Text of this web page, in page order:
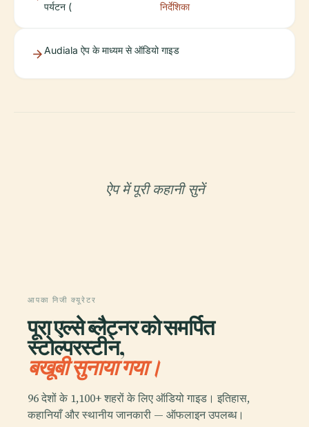
पर्यटन (
निर्देशिका
Audiala ऐप के माध्यम से ऑडियो गाइड
ऐप में पूरी कहानी सुनें
आपका निजी क्यूरेटर
पूरा एल्से ब्लैट्नर को समर्पित
स्टोल्परस्टीन,
बखूबी सुनाया गया।
96 देशों के 1,100+ शहरों के लिए ऑडियो गाइड। इतिहास,
कहानियाँ और स्थानीय जानकारी — ऑफलाइन उपलब्ध।